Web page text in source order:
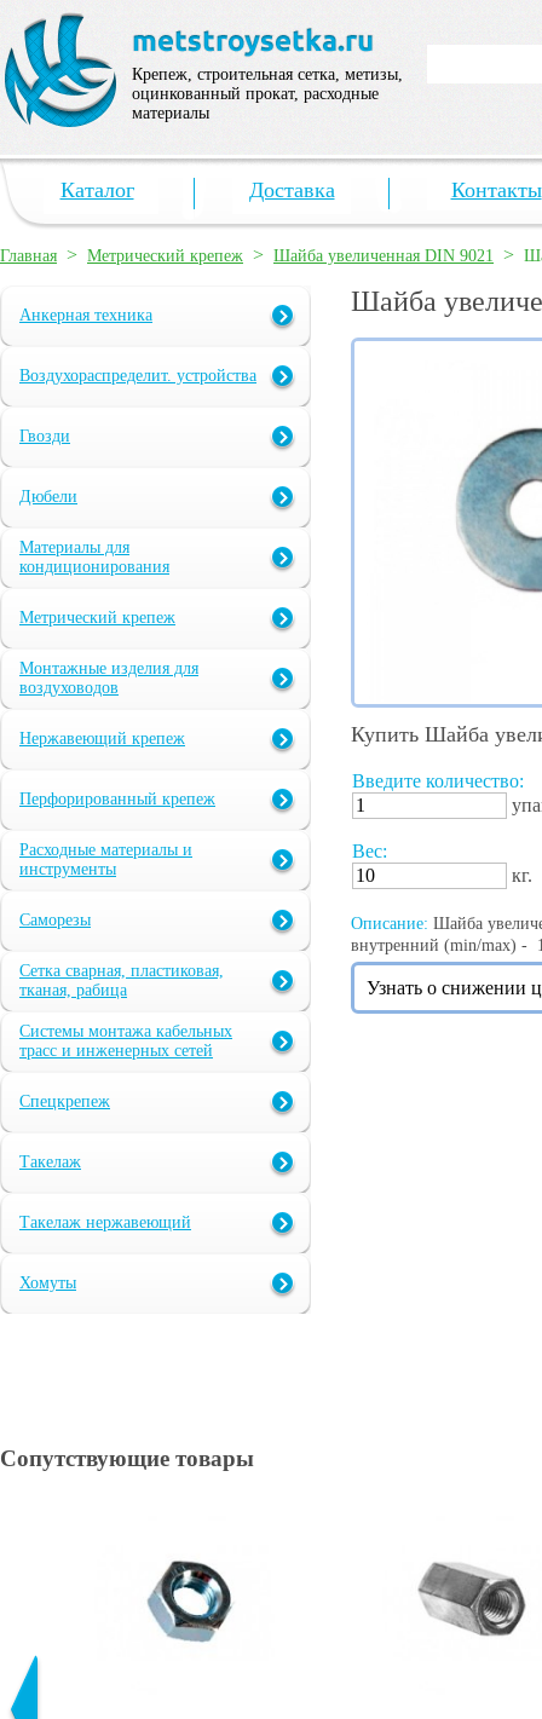
Крепеж, строительная сетка, метизы,
оцинкованный прокат, расходные
материалы
Каталог Доставка Контакты
Главная > Метрический крепеж > Шайба увеличенная DIN 9021 >
Анкерная техника
Воздухораспределит. устройства
Гвозди
Дюбели
Материалы для
кондиционирования
Метрический крепеж
Монтажные изделия для
воздуховодов
Нержавеющий крепеж
Перфорированный крепеж
Расходные материалы и
инструменты
Саморезы
Сетка сварная, пластиковая,
тканая, рабица
Системы монтажа кабельных
трасс и инженерных сетей
Спецкрепеж
Такелаж
Такелаж нержавеющий
Хомуты
Шайба
Купить Шайба
Введите количество:
Вес:
кг.
Описание: Шайба
внутренний (min/max)
Узнать о снижении
Сопутствующие товары